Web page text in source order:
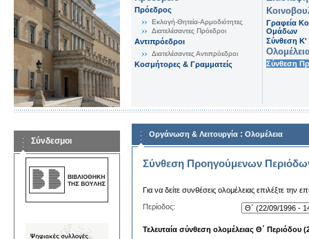
Πρόεδρος
Εκλογή-Θητεία-Αρμοδιότητες
Διατελέσαντες Πρόεδροι
Αντιπρόεδροι
Διατελέσαντες Αντιπρόεδροι
Κοσμήτορες & Γραμματείς
Γραφεία
Ομάδων
Σύνθεση K'
Σύνθεση
Σύνδεσμοι
Οργάνωση & Λειτουργία : Ολομέλεια
Σύνθεση Προηγούμενων
Για να δείτε συνθέσεις ολομέλειας επιλέξτε την
Περίοδος:
Τελευταία σύνθεση ολομέλειας Θ΄ Περιόδου